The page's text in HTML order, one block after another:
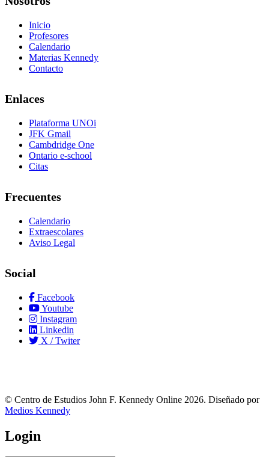
Inicio
Profesores
Calendario
Materias Kennedy
Contacto
Enlaces
Plataforma UNOi
JFK Gmail
Cambdridge One
Ontario e-school
Citas
Frecuentes
Calendario
Extraescolares
Aviso Legal
Social
Facebook
Youtube
Instagram
Linkedin
X / Twiter
© Centro de Estudios John F. Kennedy Online 2026. Diseñado por
Medios Kennedy
Login